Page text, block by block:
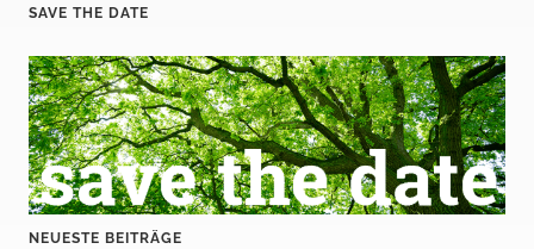
SAVE THE DATE
NEUESTE BEITRÄGE